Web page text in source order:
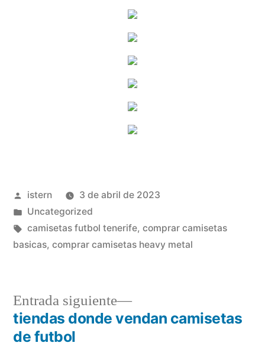
Publicado
por
istern
3 de abril de 2023
Publicado
en
Uncategorized
Etiquetas:
camisetas futbol tenerife, comprar camisetas
basicas, comprar camisetas heavy metal
Navegación
Entrada siguiente
Entrada
siguiente:
tiendas donde vendan camisetas
de futbol